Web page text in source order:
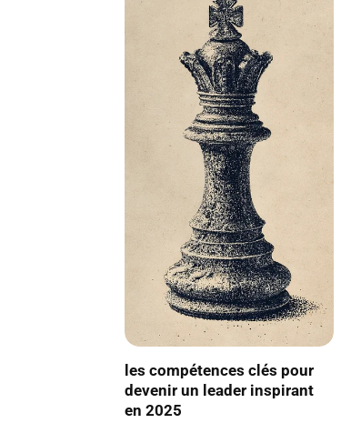
les compétences clés pour
devenir un leader inspirant
en 2025